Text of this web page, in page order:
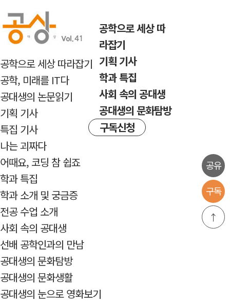
공학으로 세상 따
라잡기
기획 기사
학과 특집
사회 속의 공대생
공대생의 문화탐방
구독신청
↑
공유
구독
공학으로 세상 따라잡기
공학, 미래를 IT다
공대생의 논문읽기
기획 기사
특집 기사
나는 괴짜다
어때요, 코딩 참 쉽죠
학과 특집
학과 소개 및 궁금증
전공 수업 소개
사회 속의 공대생
선배 공학인과의 만남
공대생의 문화탐방
공대생의 문화생활
공대생의 눈으로 영화보기